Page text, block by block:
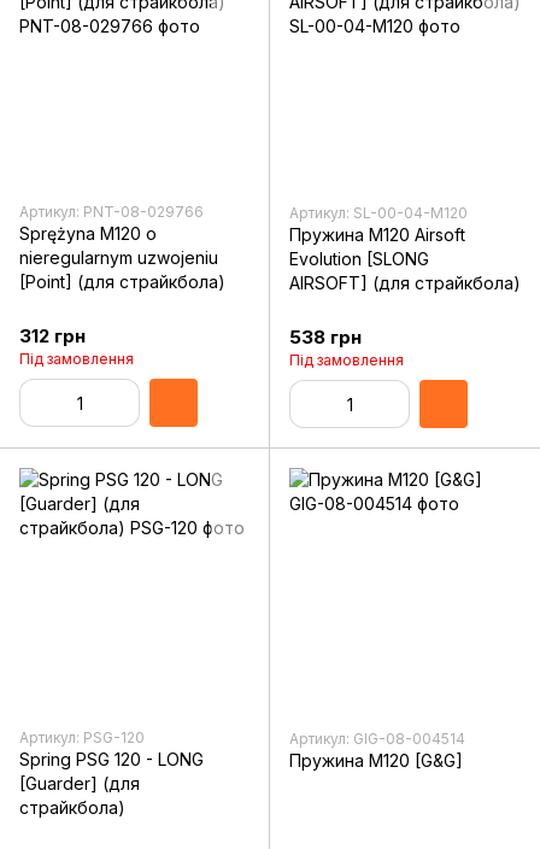
Артикул: PNT-08-029766
Sprężyna M120 o
nieregularnym uzwojeniu
[Point] (для страйкбола)
312 грн
Під замовлення
Артикул: SL-00-04-M120
Пружина M120 Airsoft
Evolution [SLONG
AIRSOFT] (для страйкбола)
538 грн
Під замовлення
Артикул: PSG-120
Spring PSG 120 - LONG
[Guarder] (для
страйкбола)
Артикул: GIG-08-004514
Пружина M120 [G&G]